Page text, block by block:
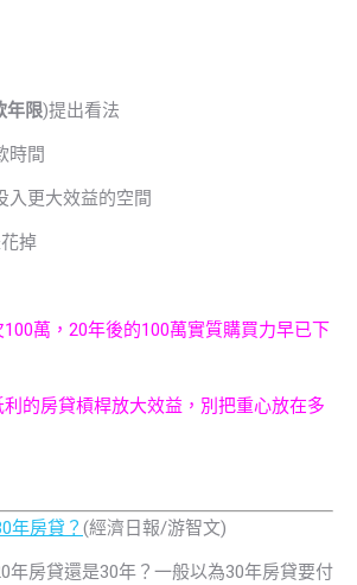
年限)提出看法
時間
入更大效益的空間
掉
100萬，20年後的100萬實質購買力早已下
利的房貸槓桿放大效益，別把重心放在多
年房貸？ (經濟日報/游智文)
年房貸還是30年？一般以為30年房貸要付